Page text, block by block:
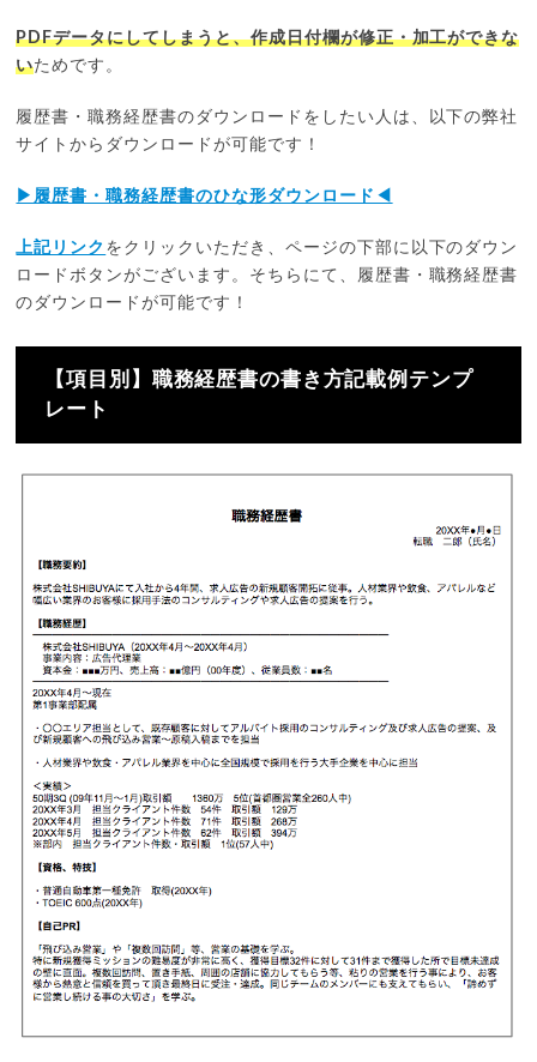
PDFデータにしてしまうと、作成日付欄が修正・加工ができな
いためです。
履歴書・職務経歴書のダウンロードをしたい人は、以下の弊社
サイトからダウンロードが可能です！
▶︎履歴書・職務経歴書のひな形ダウンロード◀︎
上記リンク︎ をクリックいただき、ページの下部に以下のダウン
ロードボタンがございます。そちらにて、履歴書・職務経歴書
のダウンロードが可能です！
【項目別】職務経歴書の書き方記載例テンプ
レート